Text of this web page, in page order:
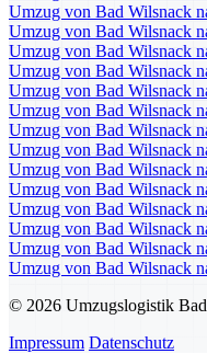
Umzug von Bad Wilsnack
Umzug von Bad Wilsnack
Umzug von Bad Wilsnack
Umzug von Bad Wilsnack
Umzug von Bad Wilsnack
Umzug von Bad Wilsnack
Umzug von Bad Wilsnack
Umzug von Bad Wilsnack
Umzug von Bad Wilsnack
Umzug von Bad Wilsnack
Umzug von Bad Wilsnack
Umzug von Bad Wilsnack
Umzug von Bad Wilsnack
Umzug von Bad Wilsnack
© 2026 Umzugslogistik
Impressum Datenschutz